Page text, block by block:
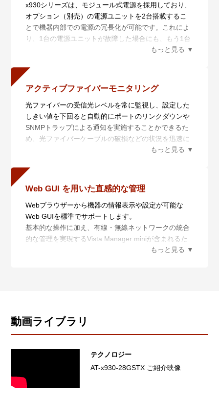
模ネットワークに対応します。
さらに、AMF PlusとAT-Vista Manager EXと連携させ
ることにより収集・分析されたネットワーク全体の情
報を俯瞰的に可視化し、ネットワーク管理者の意図に
基づいてネットワークを最適な状態に保ちます。
行シリーズから機器を入れ替えるだけで自動的に設定
プグレードをゼロタッチで実現でき、アップグレード
に必要な工数を大幅に削減します。本シリーズでは
x900シリーズからの入れ替えに対応しております。
x930シリーズは対応するアニュアルライセンス※2※3
を導入することで、以下の機能をそれぞれ有効にでき
ます。
標準では2メンバーまでの管理、AMF Plusマスターラ
- 無線LAN コントローラー機能※5 ※6
無線APの一元管理により、無線LANの運用を効率化す
るだけでなく、管理下無線APの使用チャンネルや送信
x930シリーズはWeb GUIから有線・無線LANの統合管
理が可能なVista Manager miniに標準で対応、管理者
理を容易に実現します。
※1 ファームウェアバージョン5.4.5-1.1以降よりサポ
ート
※2 1年、5年、7年の利用期限付きライセンスをご購
トとスタックポートの兼用ポートとして使用可能で
す。
x930シリーズは、モジュール式電源を採用しており、
オプション（別売）の電源ユニットを2台搭載するこ
とで機器内部での電源の冗長化が可能です。これによ
り、1台の電源ユニットが故障した場合にも、もう1台
の電源ユニットで継続稼働が可能なため、業務に支障
※10。
x930シリーズのすべてのラインナップで同一の電源ユ
ニットをサポートしているため、ポート数やPoE機能
の有無など、異なるx930シリーズ機種を導入した場合
でも、メンテナンス用に保有する予備機器の統一化が
可能です※11。
※10 電源ユニットは別売となります。
※11 PoE+モデル（AT-x930-28GPX・AT-x930-
PWR800-70またはAT-PWR1200-70・AT-PWR1200
v2-70が必要となります。
アクティブファイバーモニタリング
光ファイバーの受信光レベルを常に監視し、設定した
しきい値を下回ると自動的にポートのリンクダウンや
SNMPトラップによる通知を実施することかできるた
め、光ファイバーケーブルの破損などの状況を迅速に
能をサポートするSFP/SFP+モジュールについては、
コマンドリファレンスをご覧ください。
Web GUI を用いた直感的な管理
Webブラウザーから機器の情報表示や設定が可能な
Web GUIを標準でサポートします。
基本的な操作に加え、有線・無線ネットワークの統合
的な管理を実現するVista Manager miniが含まれるた
め、管理者のスキルレベルを問わない、直感的なネッ
ポートの状態、トラフィック統計情報、システム情報
など視覚的に表示します。各種情報を要約して表示で
ます。
PoEページにて、システムやポート単位のPoE有効/無
効化、給電優先度の設定等が可能になります。また、
動画ライブラリ
テクノロジー
AT-x930-28GSTX ご紹介映像